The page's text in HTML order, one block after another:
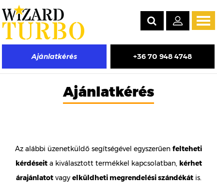
Ajánlatkérés +36 70 948 4748
Ajánlatkérés
Az alábbi üzenetküldő segítségével egyszerűen felteheti
kérdéseita kiválasztott termékkel kapcsolatban, kérhet
árajánlatotvagy elküldheti megrendelési szándékátis.